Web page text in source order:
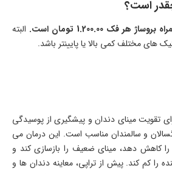
چقدر است؟
هر فک 1.200.00 تومان است.
البته
های مختلف کمی بالا یا پایینتر باشد.
تقویت مینای دندان و پیشگیری از پوسیدگی
و سالمندان مناسب است. این درمان می
کاهش دهد، مینای ضعیف را بازسازی کند و
را کم کند. پیش از تراپی، معاینه دندان ها و